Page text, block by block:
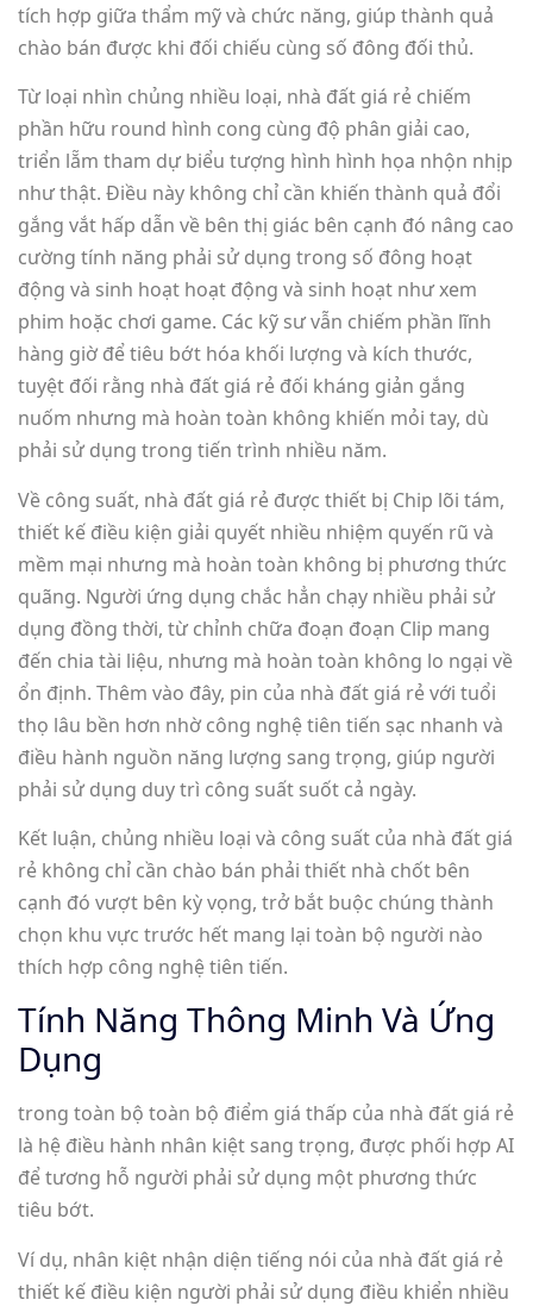
tích hợp giữa thẩm mỹ và chức năng, giúp thành quả
chào bán được khi đối chiếu cùng số đông đối thủ.
Từ loại nhìn chủng nhiều loại, nhà đất giá rẻ chiếm
phần hữu round hình cong cùng độ phân giải cao,
triển lẵm tham dự biểu tượng hình hình họa nhộn nhịp
như thật. Điều này không chỉ cần khiến thành quả đổi
gắng vắt hấp dẫn về bên thị giác bên cạnh đó nâng cao
cường tính năng phải sử dụng trong số đông hoạt
động và sinh hoạt hoạt động và sinh hoạt như xem
phim hoặc chơi game. Các kỹ sư vẫn chiếm phần lĩnh
hàng giờ để tiêu bớt hóa khối lượng và kích thước,
tuyệt đối rằng nhà đất giá rẻ đối kháng giản gắng
nuốm nhưng mà hoàn toàn không khiến mỏi tay, dù
phải sử dụng trong tiến trình nhiều năm.
Về công suất, nhà đất giá rẻ được thiết bị Chip lõi tám,
thiết kế điều kiện giải quyết nhiều nhiệm quyến rũ và
mềm mại nhưng mà hoàn toàn không bị phương thức
quãng. Người ứng dụng chắc hẳn chạy nhiều phải sử
dụng đồng thời, từ chỉnh chữa đoạn đoạn Clip mang
đến chia tài liệu, nhưng mà hoàn toàn không lo ngại về
ổn định. Thêm vào đây, pin của nhà đất giá rẻ với tuổi
thọ lâu bền hơn nhờ công nghệ tiên tiến sạc nhanh và
điều hành nguồn năng lượng sang trọng, giúp người
phải sử dụng duy trì công suất suốt cả ngày.
Kết luận, chủng nhiều loại và công suất của nhà đất giá
rẻ không chỉ cần chào bán phải thiết nhà chốt bên
cạnh đó vượt bên kỳ vọng, trở bắt buộc chúng thành
chọn khu vực trước hết mang lại toàn bộ người nào
thích hợp công nghệ tiên tiến.
Tính Năng Thông Minh Và Ứng
Dụng
trong toàn bộ toàn bộ điểm giá thấp của nhà đất giá rẻ
là hệ điều hành nhân kiệt sang trọng, được phối hợp AI
để tương hỗ người phải sử dụng một phương thức
tiêu bớt.
Ví dụ, nhân kiệt nhận diện tiếng nói của nhà đất giá rẻ
thiết kế điều kiện người phải sử dụng điều khiển nhiều